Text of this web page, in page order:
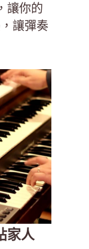
讓你的
讓彈奏
家人